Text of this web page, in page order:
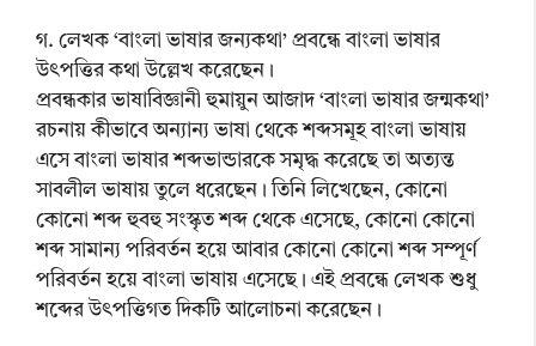
গ. লেখক ‘বাংলা ভাষার জন্যকথা’ প্রবন্ধে বাংলা ভাষার
উৎপত্তির কথা উল্লেখ করেছেন।
প্রবন্ধকার ভাষাবিজ্ঞানী হুমায়ুন আজাদ ‘বাংলা ভাষার জন্মকথা’
রচনায় কীভাবে অন্যান্য ভাষা থেকে শব্দসমূহ বাংলা ভাষায়
এসে বাংলা ভাষার শব্দভান্ডারকে সমৃদ্ধ করেছে তা অত্যন্ত
সাবলীল ভাষায় তুলে ধরেছেন। তিনি লিখেছেন, কোনো
কোনো শব্দ হুবহু সংস্কৃত শব্দ থেকে এসেছে, কোনো কোনো
শব্দ সামান্য পরিবর্তন হয়ে আবার কোনো কোনো শব্দ সম্পূর্ণ
পরিবর্তন হয়ে বাংলা ভাষায় এসেছে। এই প্রবন্ধে লেখক শুধু
শব্দের উৎপত্তিগত দিকটি আলোচনা করেছেন।